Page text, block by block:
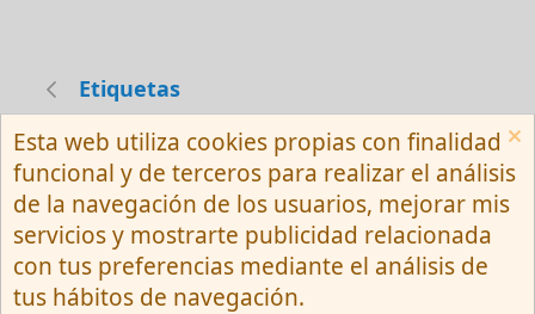
Etiquetas
Español (Neutro) Tu
Contactarnos
Términos y reglas
Privacy policy
Ayuda
R
S
S
Community platform by XenForo ® © 2010-
2026 XenForo Ltd.
Esta web utiliza cookies propias con finalidad
funcional y de terceros para realizar el análisis
de la navegación de los usuarios, mejorar mis
servicios y mostrarte publicidad relacionada
con tus preferencias mediante el análisis de
tus hábitos de navegación.